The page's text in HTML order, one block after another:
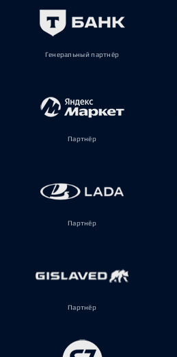
Генеральный партнёр
Партнёр
Партнёр
Партнёр